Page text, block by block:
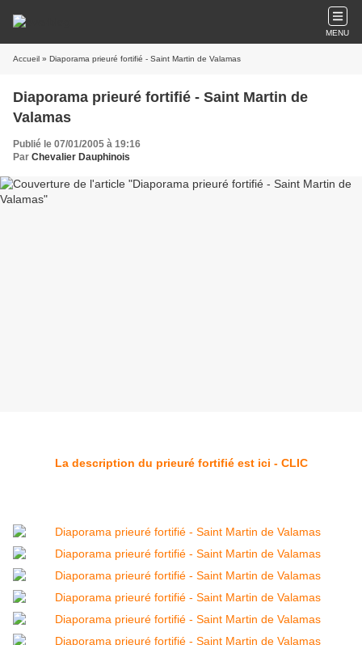
MENU
Accueil » Diaporama prieuré fortifié - Saint Martin de Valamas
Diaporama prieuré fortifié - Saint Martin de
Valamas
Publié le 07/01/2005 à 19:16
Par Chevalier Dauphinois
La description du prieuré fortifié est ici - CLIC